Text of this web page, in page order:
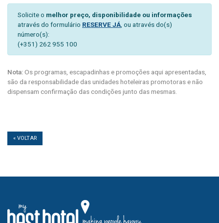
Solicite o melhor preço, disponibilidade ou informações
através do formulário RESERVE JÁ , ou através do(s)
número(s):
(+351) 262 955 100
Nota:Os programas, escapadinhas e promoções aqui apresentadas,
são da responsabilidade das unidades hoteleiras promotoras e não
dispensam confirmação das condições junto das mesmas.
« VOLTAR